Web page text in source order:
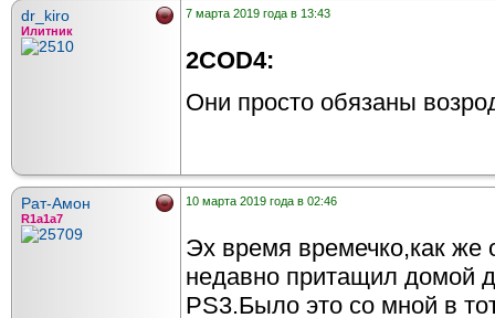
dr_kiro
Илитник
7 марта 2019 года в 13:43
2COD4:
Они просто обязаны
Рат-Амон
R1a1a7
10 марта 2019 года в 02:46
Эх время времечко,как же
недавно притащил домой
PS3.Было это со мной в